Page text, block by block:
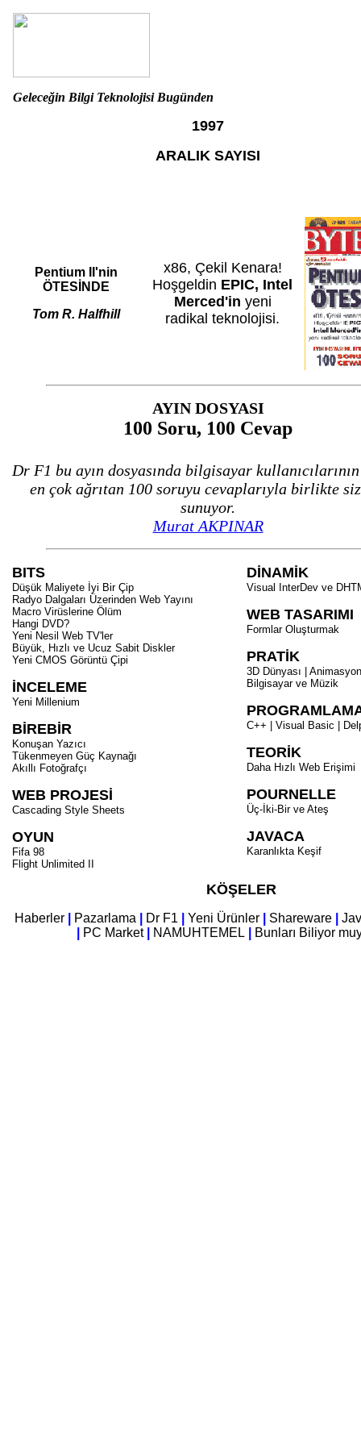
Geleceğin Bilgi Teknolojisi Bugünden
1997
ARALIK SAYISI
Pentium II'nin
ÖTESİNDE
Tom R. Halfhill
x86, Çekil Kenara!
Hoşgeldin EPIC, Intel
Merced'in yeni
radikal teknolojisi.
AYIN DOSYASI
100 Soru, 100 Cevap
Dr F1 bu ayın dosyasında bilgisayar kullanıcılarının
en çok ağrıtan 100 soruyu cevaplarıyla birlikte
sunuyor.
Murat AKPINAR
BITS
Düşük Maliyete İyi Bir Çip
Radyo Dalgaları Üzerinden Web Yayını
Macro Virüslerine Ölüm
Hangi DVD?
Yeni Nesil Web TV'ler
Büyük, Hızlı ve Ucuz Sabit Diskler
Yeni CMOS Görüntü Çipi
İNCELEME
Yeni Millenium
BİREBİR
Konuşan Yazıcı
Tükenmeyen Güç Kaynağı
Akıllı Fotoğrafçı
WEB PROJESİ
Cascading Style Sheets
OYUN
Fifa 98
Flight Unlimited II
DİNAMİK
Visual InterDev ve
WEB TASARIMI
Formlar Oluşturmak
PRATİK
3D Dünyası |
Bilgisayar ve Müzik
C++ | Visual Basic |
TEORİK
Daha Hızlı Web Erişimi
POURNELLE
Üç-İki-Bir ve Ateş
JAVACA
Karanlıkta Keşif
KÖŞELER
Haberler Pazarlama Dr F1 Yeni Ürünler Shareware
PC Market| NAMUHTEMEL Bunları Biliyor